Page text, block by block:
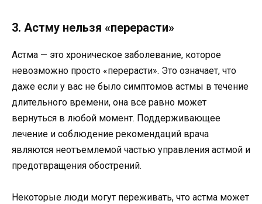
3. Астму нельзя «перерасти»
Астма — это хроническое заболевание, которое
невозможно просто «перерасти». Это означает, что
даже если у вас не было симптомов астмы в течение
длительного времени, она все равно может
вернуться в любой момент. Поддерживающее
лечение и соблюдение рекомендаций врача
являются неотъемлемой частью управления астмой и
предотвращения обострений.
Некоторые люди могут переживать, что астма может